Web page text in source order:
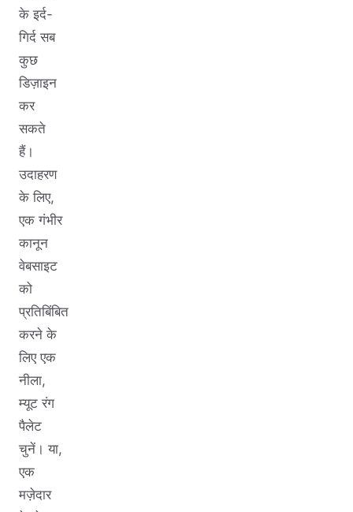
के इर्द-
गिर्द सब
कुछ
डिज़ाइन
कर
सकते
हैं।
उदाहरण
के लिए,
एक गंभीर
कानून
वेबसाइट
को
प्रतिबिंबित
करने के
लिए एक
नीला,
म्यूट रंग
पैलेट
चुनें। या,
एक
मज़ेदार